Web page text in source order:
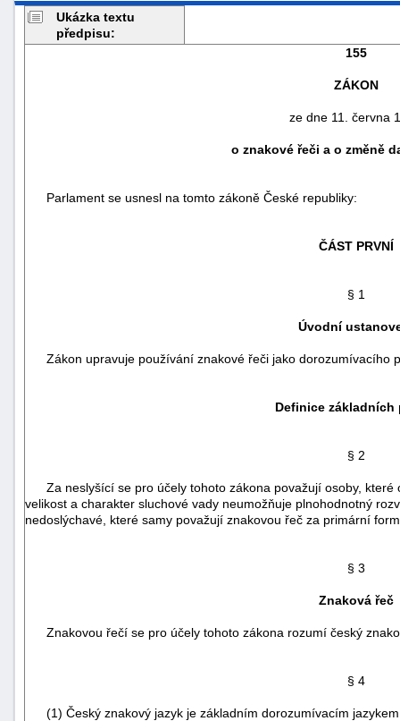
Ukázka textu
předpisu:
155
ZÁKON
ze dne 11. června
o znakové řeči a o změně
Parlament se usnesl na tomto zákoně České republiky:
ČÁST PRVNÍ
§ 1
Úvodní
Zákon upravuje používání znakové řeči jako dorozumívacího
Definice základních
§ 2
Za neslyšící se pro účely tohoto zákona považují osoby, které
velikost a charakter sluchové vady neumožňuje plnohodnotný
nedoslýchavé, které samy považují znakovou řeč za primární
§ 3
Znaková řeč
Znakovou řečí se pro účely tohoto zákona rozumí český
§ 4
(1) Český znakový jazyk je základním dorozumívacím